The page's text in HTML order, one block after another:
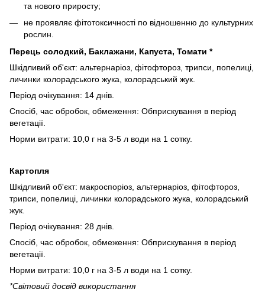
та нового приросту;
не проявляє фітотоксичності по відношенню до культурних
рослин.
Перець солодкий, Баклажани, Капуста, Томати *
Шкідливий об'єкт: альтернаріоз, фітофтороз, трипси, попелиці,
личинки колорадського жука, колорадський жук.
Період очікування: 14 днів.
Спосіб, час обробок, обмеження: Обприскування в період
вегетації.
Норми витрати: 10,0 г на 3-5 л води на 1 сотку.
Картопля
Шкідливий об'єкт: макроспоріоз, альтернаріоз, фітофтороз,
трипси, попелиці, личинки колорадського жука, колорадський
жук.
Період очікування: 28 днів.
Спосіб, час обробок, обмеження: Обприскування в період
вегетації.
Норми витрати: 10,0 г на 3-5 л води на 1 сотку.
*Свiтовий досвiд використання